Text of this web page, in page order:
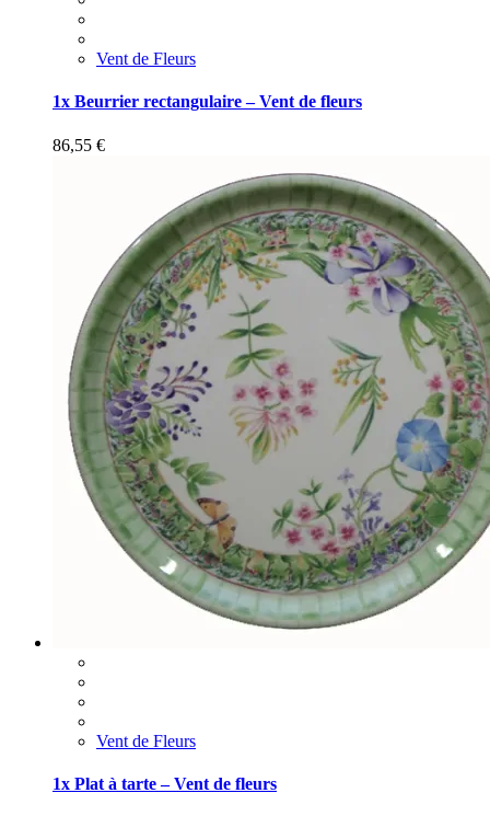
Vent de Fleurs
1x Beurrier rectangulaire – Vent de fleurs
86,55 €
Vent de Fleurs
1x Plat à tarte – Vent de fleurs